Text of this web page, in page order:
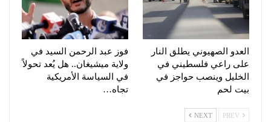
العدو الصهيوني يطلق النار
على راعي فلسطيني في
الخليل وينصب حواجز في
بيت لحم
فوز عبد الرحمن السيد في
ولاية ميشيغان.. هل يُعد تحولاً
في السياسة الأمريكية
تجاه…
NEXT